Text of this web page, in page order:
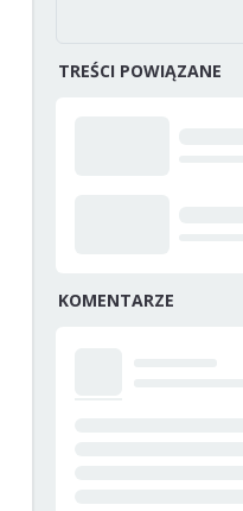
TREŚCI POWIĄZANE
KOMENTARZE